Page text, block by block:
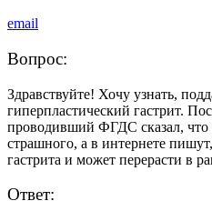
email
Вопрос:
Здравствуйте! Хочу узнать,
гиперпластический гастрит.
проводивший ФГДС сказал, что
страшного, а в интернете
гастрита и может перерасти в
Ответ: